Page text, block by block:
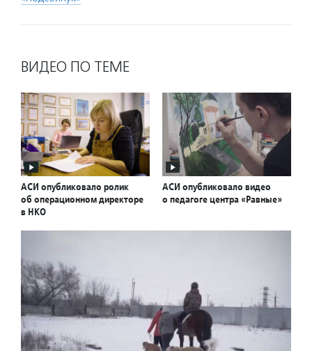
ВИДЕО ПО ТЕМЕ
АСИ опубликовало ролик
об операционном директоре
в НКО
АСИ опубликовало видео
о педагоге центра «Равные»